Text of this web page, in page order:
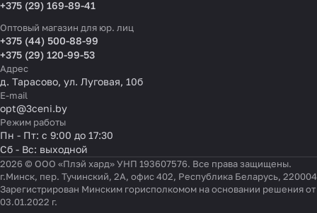
+375 (29) 169-89-41
Оптовый магазин для юр. лиц
+375 (44) 500-88-99
+375 (29) 120-99-53
Адрес
д. Тарасово, ул. Луговая, 10б
E-mail
opt@3ceni.by
Режим работы
Пн - Пт: с 9:00 до 17:30
Сб - Вс: выходной
2026 © ООО «Плэй хард» УНП 193607576. Все права защищены.
г.Минск, пер. Тучинский, 2А, офис 402, Республика Беларусь, 220004
Зарегистрирован Минским горисполкомом на основании решения от
03.01.2022 г.